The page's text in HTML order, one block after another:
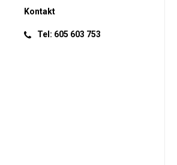
Kontakt
Tel: 605 603 753